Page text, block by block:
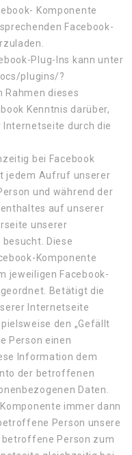
Komponente
Facebook-
Plug-Ins kann unter
plugins/?
Rahmen dieses
Kenntnis darüber,
durch die
bei Facebook
jedem Aufruf unserer
und während der
auf unserer
unserer
Diese
Komponente
jeweiligen Facebook-
Betätigt die
Internetseite
den „Gefällt
Person einen
Information dem
der betroffenen
Daten.
immer dann
Person unsere
betroffene Person zum